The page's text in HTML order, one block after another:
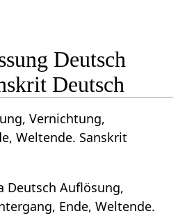
Deutsch
Deutsch
Vernichtung,
Weltende. Sanskrit
Deutsch Auflösung,
Ende, Weltende.